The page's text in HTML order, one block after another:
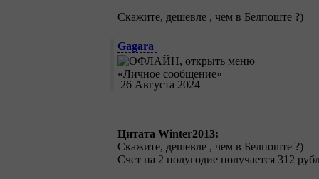
Скажите, дешевле , чем в Белпоште ?)
Gagara
26 Августа 2024
Цитата Winter2013:
Скажите, дешевле , чем в Белпоште ?)
Счет на 2 полугодие получается 312